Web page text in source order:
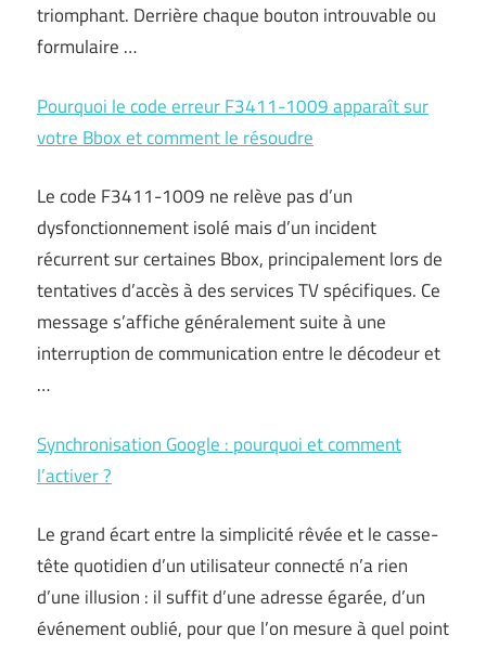
triomphant. Derrière chaque bouton introuvable ou
formulaire …
Pourquoi le code erreur F3411-1009 apparaît sur
votre Bbox et comment le résoudre
Le code F3411-1009 ne relève pas d’un
dysfonctionnement isolé mais d’un incident
récurrent sur certaines Bbox, principalement lors de
tentatives d’accès à des services TV spécifiques. Ce
message s’affiche généralement suite à une
interruption de communication entre le décodeur et
…
Synchronisation Google : pourquoi et comment
l’activer ?
Le grand écart entre la simplicité rêvée et le casse-
tête quotidien d’un utilisateur connecté n’a rien
d’une illusion : il suffit d’une adresse égarée, d’un
événement oublié, pour que l’on mesure à quel point